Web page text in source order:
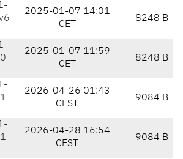
2025-01-07 14:01
CET
8248 B
2025-01-07 11:59
CET
8248 B
2026-04-26 01:43
CEST
9084 B
2026-04-28 16:54
CEST
9084 B